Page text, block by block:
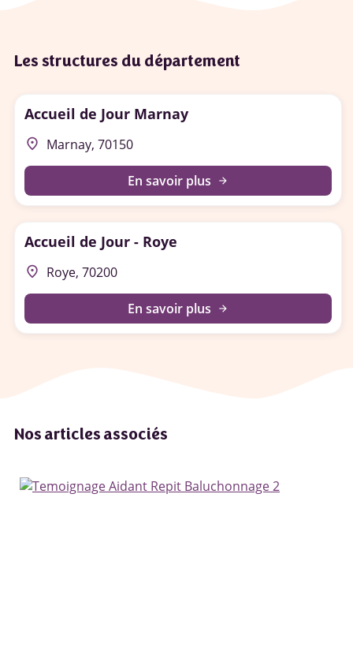
Les structures du département
Accueil de Jour Marnay
place Marnay, 70150
En savoir plus arrow_forward
Accueil de Jour - Roye
place Roye, 70200
En savoir plus arrow_forward
Nos articles associés